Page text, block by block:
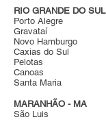
RIO GRANDE DO SUL
Porto Alegre
Gravataí
Novo Hamburgo
Caxias do Sul
Pelotas
Canoas
Santa Maria
MARANHÃO - MA
São Luis